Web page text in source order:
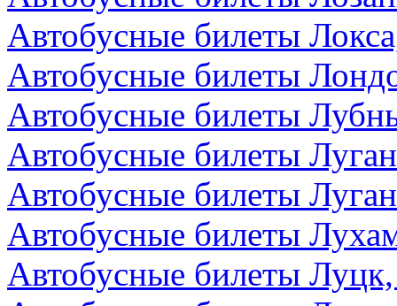
Автобусные билеты
Автобусные билеты
Автобусные билеты
Автобусные билеты
Автобусные билеты
Автобусные билеты
Автобусные билеты